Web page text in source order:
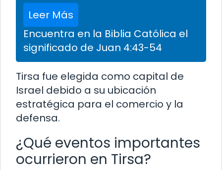
Leer Más
Encuentra en la Biblia Católica el
significado de Juan 4:43-54
Tirsa fue elegida como capital de
Israel debido a su ubicación
estratégica para el comercio y la
defensa.
¿Qué eventos importantes
ocurrieron en Tirsa?